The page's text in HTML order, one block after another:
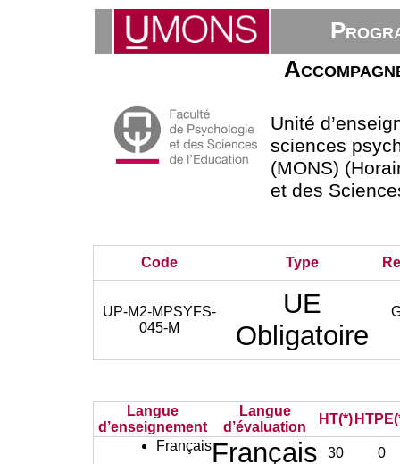
Unité
sciences
(MONS)
et des
Code Type
UP-M2-MPSYFS-
045-M
UE
Obligatoire
Langue
d’enseignement
Langue
d’évaluation
HT(*)
FrançaisFrançais 30 0